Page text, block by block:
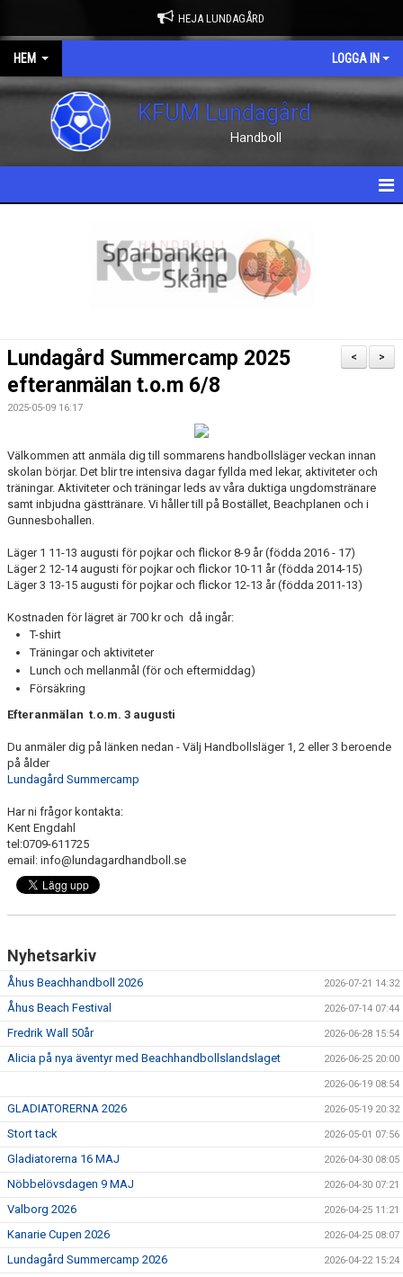
HEJA LUNDAGÅRD
HEM LOGGA IN
KFUM Lundagård
Handboll
KALENDER
BILDGALLERI
DOKUMENT
VÅRA LAG/TRÄNARE
MATCHER
GUNNESBOHALLEN
FRITIDSKORTET
>
<
Lundagård Summercamp 2025
efteranmälan t.o.m 6/8
2025-05-09 16:17
Välkommen att anmäla dig till sommarens handbollsläger veckan innan
skolan börjar. Det blir tre intensiva dagar fyllda med lekar, aktiviteter och
träningar. Aktiviteter och träningar leds av våra duktiga ungdomstränare
samt inbjudna gästtränare. Vi håller till på Bostället, Beachplanen och i
Gunnesbohallen.
Läger 1 11-13 augusti för pojkar och flickor 8-9 år (födda 2016 - 17)
Läger 2 12-14 augusti för pojkar och flickor 10-11 år (födda 2014-15)
Läger 3 13-15 augusti för pojkar och flickor 12-13 år (födda 2011-13)
Kostnaden för lägret är 700 kr och då ingår:
T-shirt
Träningar och aktiviteter
Lunch och mellanmål (för och eftermiddag)
Försäkring
Efteranmälan t.o.m. 3 augusti
Du anmäler dig på länken nedan - Välj Handbollsläger 1, 2 eller 3 beroende
på ålder
Lundagård Summercamp
Har ni frågor kontakta:
Kent Engdahl
tel:0709-611725
email: info@lundagardhandboll.se
Nyhetsarkiv
Åhus Beachhandboll 2026 2026-07-21 14:32
Åhus Beach Festival 2026-07-14 07:44
Fredrik Wall 50år 2026-06-28 15:54
Alicia på nya äventyr med Beachhandbollslandslaget 2026-06-25 20:00
2026-06-19 08:54
GLADIATORERNA 2026 2026-05-19 20:32
Stort tack 2026-05-01 07:56
Gladiatorerna 16 MAJ 2026-04-30 08:05
Nöbbelövsdagen 9 MAJ 2026-04-30 07:21
Valborg 2026 2026-04-25 11:21
Kanarie Cupen 2026 2026-04-25 08:07
Lundagård Summercamp 2026 2026-04-22 15:24